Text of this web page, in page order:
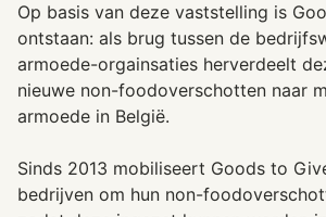
Op basis van deze vaststelling is
ontstaan: als brug tussen de
armoede-orgainsaties herverdeelt
nieuwe non-foodoverschotten naar
armoede in België.
Sinds 2013 mobiliseert Goods to
bedrijven om hun non-